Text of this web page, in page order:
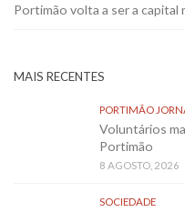
Portimão volta a ser a capital
MAIS RECENTES
PORTIMÃO
Voluntários
Portimão
8 AGOSTO, 2026
SOCIEDADE